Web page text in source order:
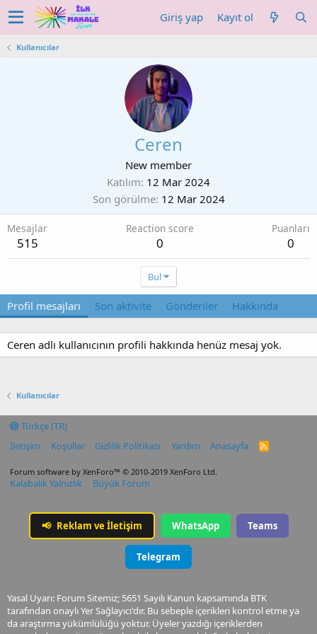
Giriş yap Kayıt ol
Kullanıcılar
Ceren
New member
Katılım 12 Mar 2024
Son görülme 12 Mar 2024
Mesajlar
515
Reaction score
0
Puanları
0
Bul
Profil mesajları Son aktivite Gönderiler Hakkında
Ceren adlı kullanıcının profili hakkında henüz mesaj yok.
Kullanıcılar
Türkçe (TR)
İletişim
Koşullar Gizlilik Politikası Yardım Anasayfa
R
Forum software by XenForo™ © 2010-2019 XenForo Ltd.
Kalabalık Yalnızlık Büyük Forum
📢 Reklam ve İletişim WhatsApp Teams
Telegram
Yasal Uyarı: Forum Sitemiz; 5651 Sayılı Kanun kapsamında BTK
tarafından onaylı Yer Sağlayıcı'dır. Bu sebeple içerikleri kontrol etme ya
da araştırma yükümlülüğü yoktur. Üyeler yazdığı içeriklerden